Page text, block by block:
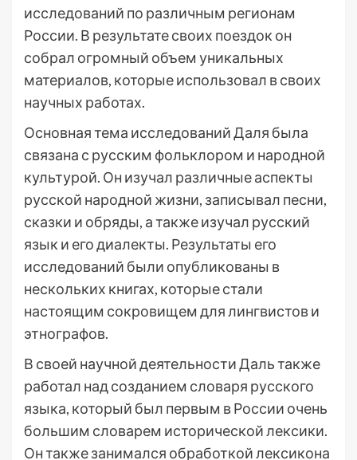
исследований по различным регионам
России. В результате своих поездок он
собрал огромный объем уникальных
материалов, которые использовал в своих
научных работах.
Основная тема исследований Даля была
связана с русским фольклором и народной
культурой. Он изучал различные аспекты
русской народной жизни, записывал песни,
сказки и обряды, а также изучал русский
язык и его диалекты. Результаты его
исследований были опубликованы в
нескольких книгах, которые стали
настоящим сокровищем для лингвистов и
этнографов.
В своей научной деятельности Даль также
работал над созданием словаря русского
языка, который был первым в России очень
большим словарем исторической лексики.
Он также занимался обработкой лексикона